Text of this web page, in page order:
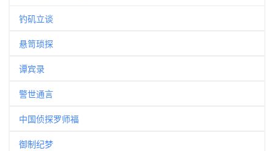
钓矶立谈
悬笥琐探
谭宾录
警世通言
中国侦探罗师福
御制纪梦